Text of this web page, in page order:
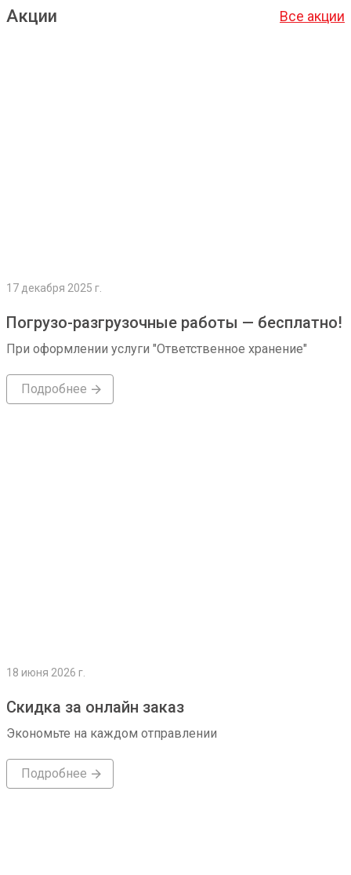
Акции Все акции
17 декабря 2025 г.
Погрузо-разгрузочные работы — бесплатно!
При оформлении услуги "Ответственное хранение"
Подробнее
18 июня 2026 г.
Скидка за онлайн заказ
Экономьте на каждом отправлении
Подробнее